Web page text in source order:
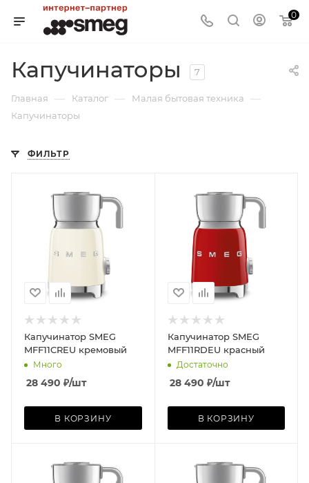
0
Капучинаторы 7
Главная — Каталог — Малая бытовая техника —
Капучинаторы
ФИЛЬТР
Капучинатор SMEG
MFF11CREU кремовый
Много
28 490 ₽/шт
В КОРЗИНУ
Капучинатор SMEG
MFF11RDEU красный
Достаточно
28 490 ₽/шт
В КОРЗИНУ